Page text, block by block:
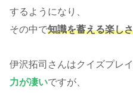
するようになり、
その中で知識を蓄える楽し
伊沢拓司さんはクイズプレ
力が凄いですが、